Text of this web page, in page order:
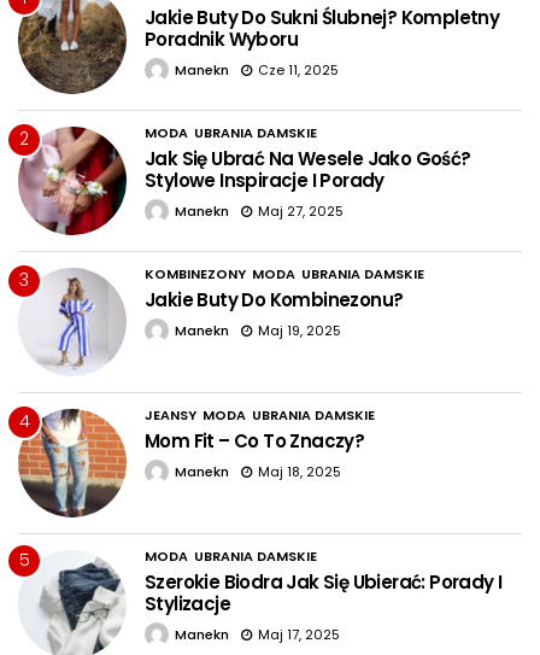
Jakie Buty Do Sukni Ślubnej? Kompletny
Poradnik Wyboru
Manekn Cze 11, 2025
2 MODA UBRANIA DAMSKIE
Jak Się Ubrać Na Wesele Jako Gość?
Stylowe Inspiracje I Porady
Manekn Maj 27, 2025
3 KOMBINEZONY MODA UBRANIA DAMSKIE
Jakie Buty Do Kombinezonu?
Manekn Maj 19, 2025
4 JEANSY MODA UBRANIA DAMSKIE
Mom Fit – Co To Znaczy?
Manekn Maj 18, 2025
5 MODA UBRANIA DAMSKIE
Szerokie Biodra Jak Się Ubierać: Porady I
Stylizacje
Manekn Maj 17, 2025